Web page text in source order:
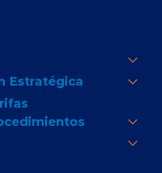
Estratégica